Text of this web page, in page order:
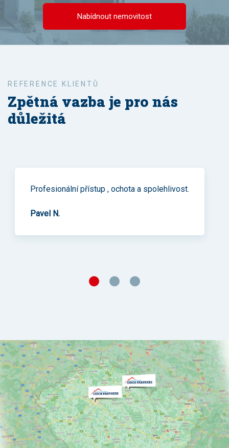
Nabídnout nemovitost
Zpětná vazba je pro nás
důležitá
Profesionální přístup , ochota a spolehlivost.
Pavel N.